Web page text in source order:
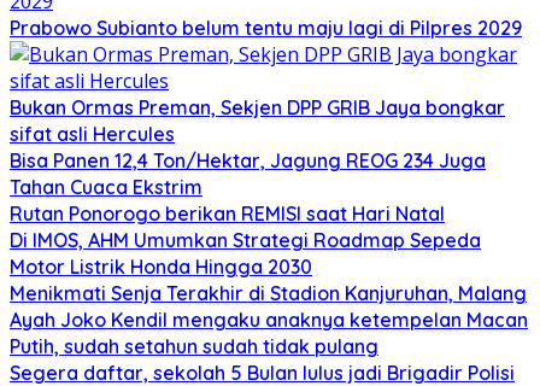
Prabowo Subianto belum tentu maju lagi di Pilpres 2029
Bukan Ormas Preman, Sekjen DPP GRIB Jaya bongkar
sifat asli Hercules
Bisa Panen 12,4 Ton/Hektar, Jagung REOG 234 Juga
Tahan Cuaca Ekstrim
Rutan Ponorogo berikan REMISI saat Hari Natal
Di IMOS, AHM Umumkan Strategi Roadmap Sepeda
Motor Listrik Honda Hingga 2030
Menikmati Senja Terakhir di Stadion Kanjuruhan, Malang
Ayah Joko Kendil mengaku anaknya ketempelan Macan
Putih, sudah setahun sudah tidak pulang
Segera daftar, sekolah 5 Bulan lulus jadi Brigadir Polisi